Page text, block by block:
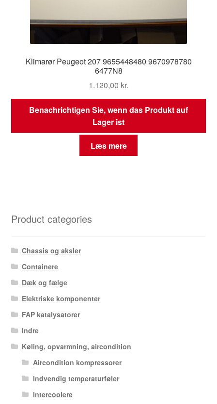
Klimarør Peugeot 207 9655448480 9670978780
6477N8
1.120,00 kr.
Benachrichtigen Sie, wenn das Produkt auf
Lager ist
Læs mere
Product categories
Chassis og aksler
Containere
Dæk og fælge
Elektriske komponenter
FAP katalysatorer
Indre
Køling, opvarmning, aircondition
Aircondition kompressorer
Indvendig temperaturføler
Intercoolere